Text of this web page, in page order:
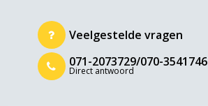
Veelgestelde vragen
071-2073729/070-3541746
Direct antwoord